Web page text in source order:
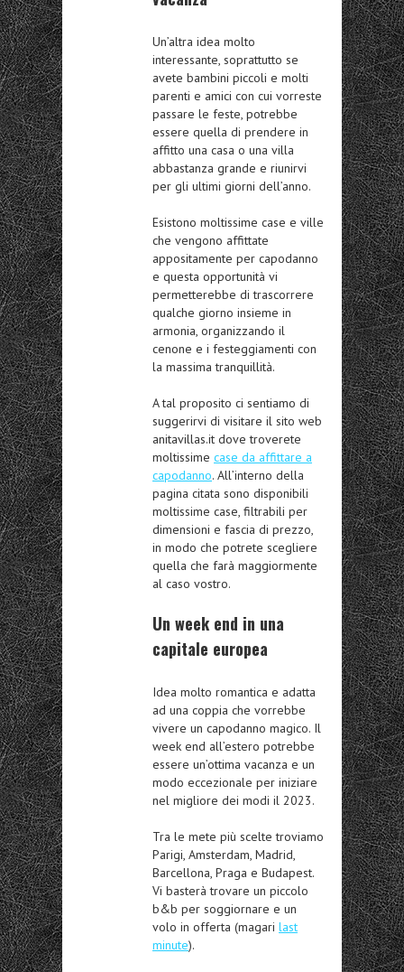
Un’altra idea molto
interessante, soprattutto se
avete bambini piccoli e molti
parenti e amici con cui vorreste
passare le feste, potrebbe
essere quella di prendere in
affitto una casa o una villa
abbastanza grande e riunirvi
per gli ultimi giorni dell’anno.
Esistono moltissime case e ville
che vengono affittate
appositamente per capodanno
e questa opportunità vi
permetterebbe di trascorrere
qualche giorno insieme in
armonia, organizzando il
cenone e i festeggiamenti con
la massima tranquillità.
A tal proposito ci sentiamo di
suggerirvi di visitare il sito web
anitavillas.it dove troverete
moltissime case da affittare a
capodanno. All’interno della
pagina citata sono disponibili
moltissime case, filtrabili per
dimensioni e fascia di prezzo,
in modo che potrete scegliere
quella che farà maggiormente
al caso vostro.
Un week end in una
capitale europea
Idea molto romantica e adatta
ad una coppia che vorrebbe
vivere un capodanno magico. Il
week end all’estero potrebbe
essere un’ottima vacanza e un
modo eccezionale per iniziare
nel migliore dei modi il 2023.
Tra le mete più scelte troviamo
Parigi, Amsterdam, Madrid,
Barcellona, Praga e Budapest.
Vi basterà trovare un piccolo
b&b per soggiornare e un
volo in offerta (magari last
minute).